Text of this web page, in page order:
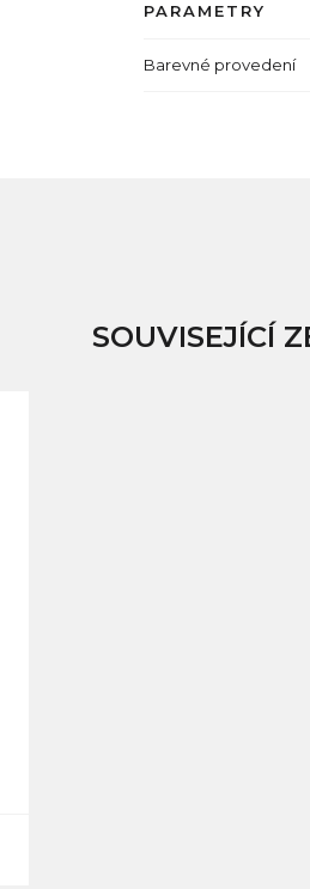
PARAMETRY
Barevné provedení
SOUVISEJÍCÍ